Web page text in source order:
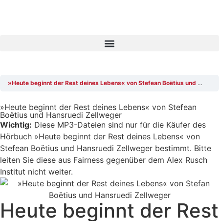
»Heute beginnt der Rest deines Lebens« von Stefean Boëtius und Hansruedi Zellweger
»Heute beginnt der Rest deines Lebens« von Stefean
Boëtius und Hansruedi Zellweger
Wichtig: Diese MP3-Dateien sind nur für die Käufer des
Hörbuch »Heute beginnt der Rest deines Lebens« von
Stefean Boëtius und Hansruedi Zellweger bestimmt. Bitte
leiten Sie diese aus Fairness gegenüber dem Alex Rusch
Institut nicht weiter.
Heute beginnt der Rest